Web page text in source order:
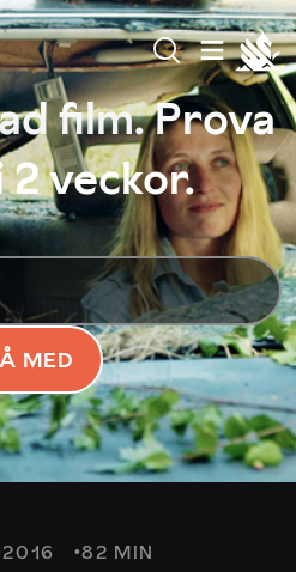
film. Prova
veckor.
MED
2016 82 MIN